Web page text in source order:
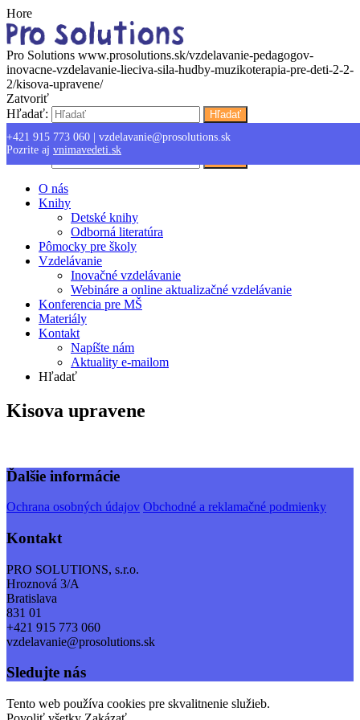
Hore
Pro Solutions www.prosolutions.sk/vzdelavanie-pedagogov-
inovacne-vzdelavanie-lieciva-sila-hudby-muzikoterapia-pre-deti-2-2-
2/kisova-upravene/
Zatvoriť
Hľadať:
Hľadať
+421 915 773 060
vzdelavanie@prosolutions.sk
Pozrite aj vnimavedeti.sk
Menu
Hľadať:
O nás
Knihy
Detské knihy
Odborná literatúra
Pômocky pre školy
Vzdelávanie
Inovačné vzdelávanie
Webináre a online aktualizačné vzdelávanie
Konferencia pre MŠ
Materiály
Kontakt
Napíšte nám
Aktuality e-mailom
Hľadať
Kisova upravene
Ďalšie informácie
Ochrana osobných údajov Obchodné a reklamačné podmienky
Kontakt
PRO SOLUTIONS, s.r.o.
Hroznová 3/A
Bratislava
831 01
+421 915 773 060
vzdelavanie@prosolutions.sk
Sledujte nás
Tento web používa cookies pre skvalitnenie služieb.